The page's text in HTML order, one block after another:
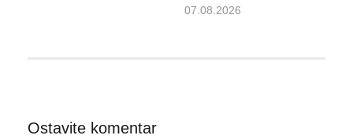
07.08.2026
Ostavite komentar